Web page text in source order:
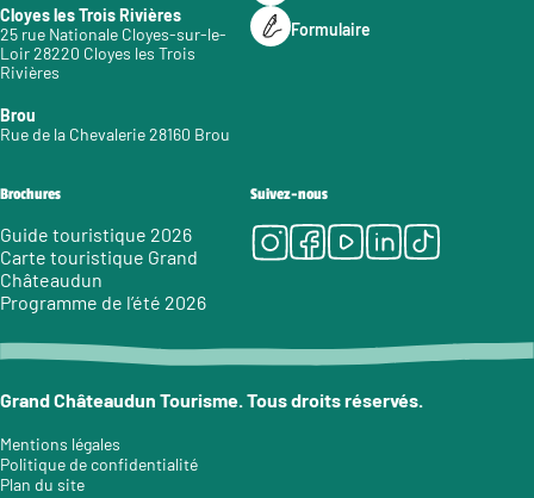
Cloyes les Trois Rivières
25 rue Nationale Cloyes-sur-le-
Loir 28220 Cloyes les Trois
Rivières
Brou
Rue de la Chevalerie 28160 Brou
Formulaire
Brochures
Guide touristique 2026
Carte touristique Grand
Châteaudun
Programme de l’été 2026
Suivez-nous
Instagram
Facebook
Youtube
LinkedIn
Tiktok
Grand Châteaudun Tourisme. Tous droits réservés.
Mentions légales
Politique de confidentialité
Plan du site